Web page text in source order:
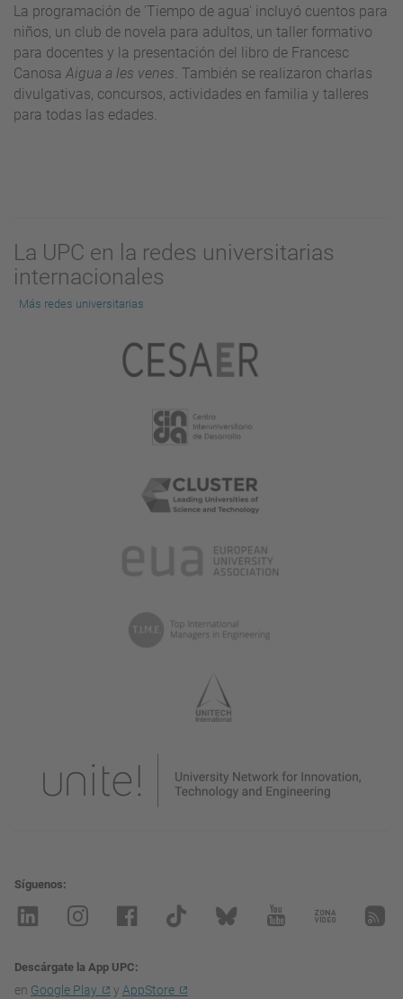
La programación de 'Tiempo de agua' incluyó cuentos para
niños, un club de novela para adultos, un taller formativo
para docentes y la presentación del libro de Francesc
Canosa Aigua a les venes. También se realizaron charlas
divulgativas, concursos, actividades en familia y talleres
para todas las edades.
La UPC en la redes universitarias
internacionales
Más redes universitarias
Síguenos
Descárgate la App UPC
en Google Play y AppStore